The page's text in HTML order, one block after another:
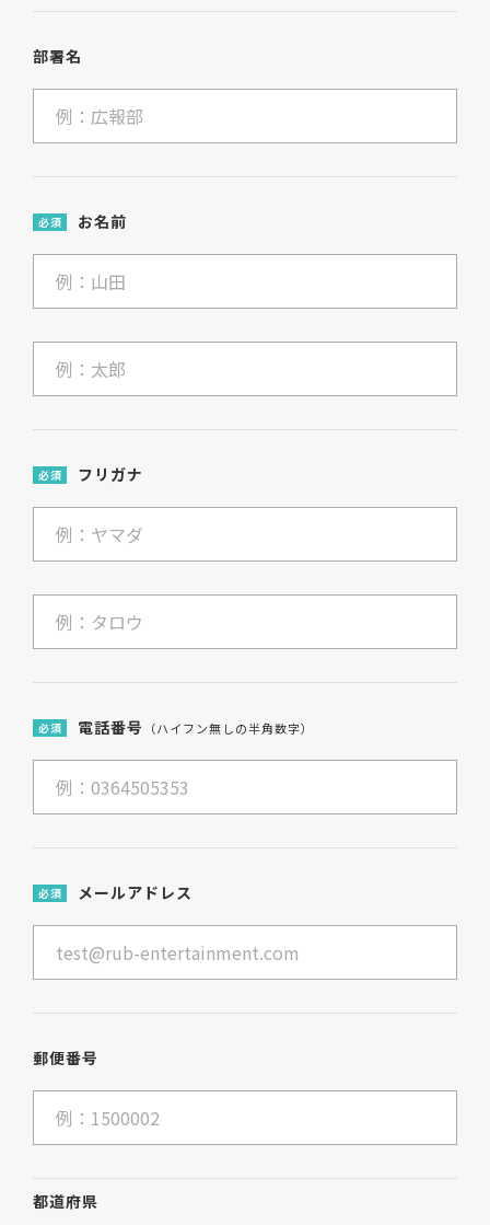
部署名
必須 お名前
必須 フリガナ
必須 電話番号 （ハイフン無しの半角数字）
必須 メールアドレス
郵便番号
都道府県